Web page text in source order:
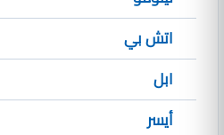
اتش بي
ابل
أيسر